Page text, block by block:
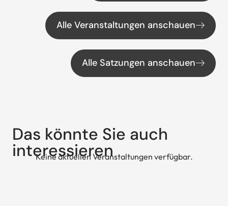
Alle Veranstaltungen anschauen
Alle Satzungen anschauen
Das könnte Sie auch
interessieren
Keine aktuellen Veranstaltungen verfügbar.